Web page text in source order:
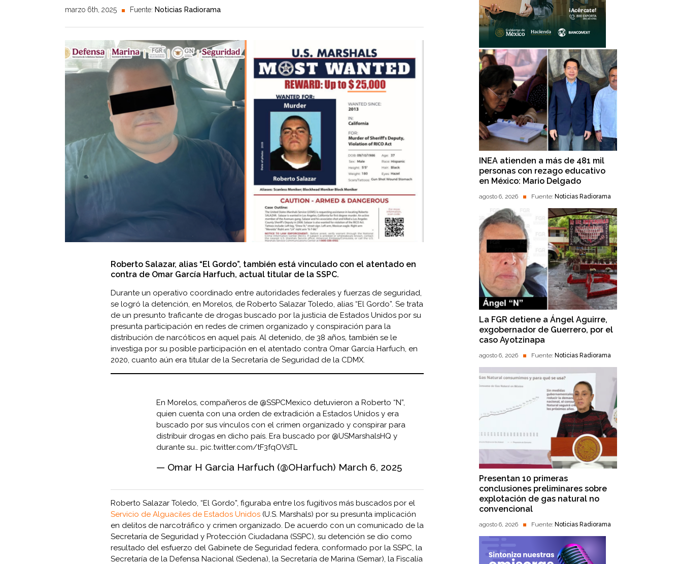
marzo 6th, 2025 Fuente: Noticias Radiorama
Roberto Salazar, alias “El Gordo”, también está vinculado con el atentado en
contra de Omar García Harfuch, actual titular de la SSPC.
Durante un operativo coordinado entre autoridades federales y fuerzas de seguridad,
se logró la detención, en Morelos, de Roberto Salazar Toledo, alias “El Gordo”. Se trata
de un presunto traficante de drogas buscado por la justicia de Estados Unidos por su
presunta participación en redes de crimen organizado y conspiración para la
distribución de narcóticos en aquel país. Al detenido, de 38 años, también se le
investiga por su posible participación en el atentado contra Omar García Harfuch, en
2020, cuanto aún era titular de la Secretaría de Seguridad de la CDMX.
En Morelos, compañeros de @SSPCMexico detuvieron a Roberto “N”,
quien cuenta con una orden de extradición a Estados Unidos y era
buscado por sus vínculos con el crimen organizado y conspirar para
distribuir drogas en dicho país. Era buscado por @USMarshalsHQ y
durante su… pic.twitter.com/tF3fqOVsTL
— Omar H Garcia Harfuch (@OHarfuch) March 6, 2025
Roberto Salazar Toledo, “El Gordo”, figuraba entre los fugitivos más buscados por el
Servicio de Alguaciles de Estados Unidos (U.S. Marshals) por su presunta implicación
en delitos de narcotráfico y crimen organizado. De acuerdo con un comunicado de la
Secretaría de Seguridad y Protección Ciudadana (SSPC), su detención se dio como
resultado del esfuerzo del Gabinete de Seguridad federa, conformado por la SSPC, la
Secretaría de la Defensa Nacional (Sedena), la Secretaría de Marina (Semar), la Fiscalía
INEA atienden a más de 481 mil
personas con rezago educativo
en México: Mario Delgado
agosto 6, 2026 Fuente: Noticias Radiorama
La FGR detiene a Ángel Aguirre,
exgobernador de Guerrero, por el
caso Ayotzinapa
agosto 6, 2026 Fuente: Noticias Radiorama
Presentan 10 primeras
conclusiones preliminares sobre
explotación de gas natural no
convencional
agosto 6, 2026 Fuente: Noticias Radiorama